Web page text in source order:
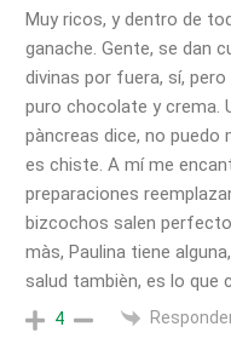
Muy ricos, y dentro de
ganache. Gente, se dan
divinas por fuera, sí,
puro chocolate y crema.
pàncreas dice, no puedo
es chiste. A mí me
preparaciones
bizcochos salen
màs, Paulina tiene
salud tambièn, es lo que
4